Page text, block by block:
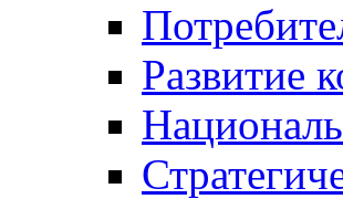
Развитие